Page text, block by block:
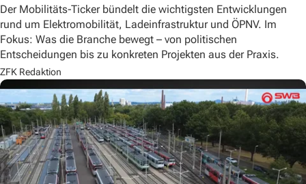
Der Mobilitäts-Ticker bündelt die wichtigsten Entwicklungen
rund um Elektromobilität, Ladeinfrastruktur und ÖPNV. Im
Fokus: Was die Branche bewegt – von politischen
Entscheidungen bis zu konkreten Projekten aus der Praxis.
ZFK Redaktion